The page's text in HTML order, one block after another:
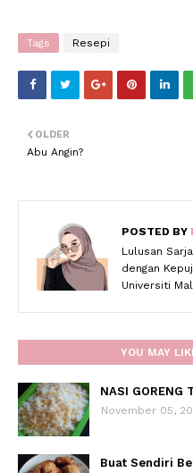
Tags Resepi
OLDER
Abu Angin?
POSTED BY
Lulusan
dengan
Universiti
YOU MAY
NASI GORENG
November 05,
Buat Sendiri